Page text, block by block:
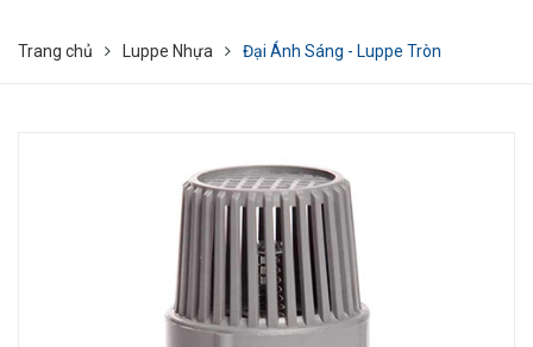
Trang chủ Luppe Nhựa Đại Ánh Sáng - Luppe Tròn